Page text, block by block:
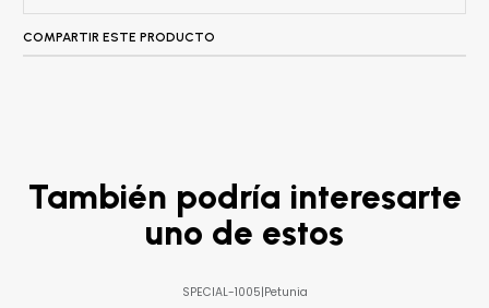
COMPARTIR ESTE PRODUCTO
También podría interesarte
uno de estos
SPECIAL-1005|Petunia